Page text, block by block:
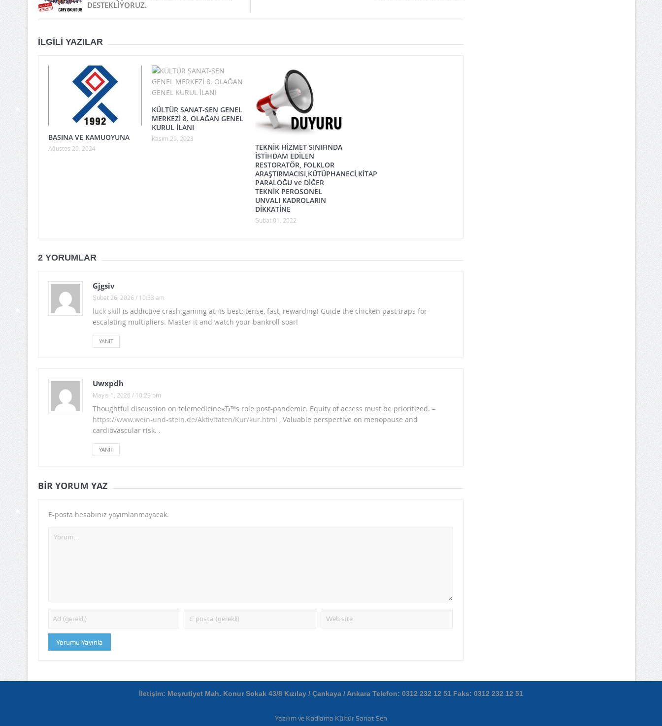
DESTEKLİYORUZ.
İLGILI YAZILAR
BASINA VE KAMUOYUNA
Ağustos 20, 2024
KÜLTÜR SANAT-SEN GENEL
MERKEZİ 8. OLAĞAN GENEL
KURUL İLANI
Kasım 29, 2023
TEKNİK HİZMET SINIFINDA
İSTİHDAM EDİLEN
RESTORATÖR, FOLKLOR
ARAŞTIRMACISI,KÜTÜPHANECİ,KİTAP
PARALOĞU ve DİĞER
TEKNİK PEROSONEL
UNVALI KADROLARIN
DİKKATİNE
Şubat 01, 2022
2 YORUMLAR
Gjgsiv
Şubat 26, 2026 / 10:33 am
luck skill is addictive crash gaming at its best: tense, fast, rewarding! Guide the chicken past traps for
escalating multipliers. Master it and watch your bankroll soar!
YANIT
Uwxpdh
Mayıs 1, 2026 / 10:29 pm
Thoughtful discussion on telemedicineвЂ™s role post-pandemic. Equity of access must be prioritized. –
https://www.wein-und-stein.de/Aktivitaten/Kur/kur.html , Valuable perspective on menopause and
cardiovascular risk. .
YANIT
BIR YORUM YAZ
E-posta hesabınız yayımlanmayacak.
İletişim: Meşrutiyet Mah. Konur Sokak 43/8 Kızılay / Çankaya / Ankara Telefon: 0312 232 12 51 Faks: 0312 232 12 51
Yazılım ve Kodlama Kültür Sanat Sen